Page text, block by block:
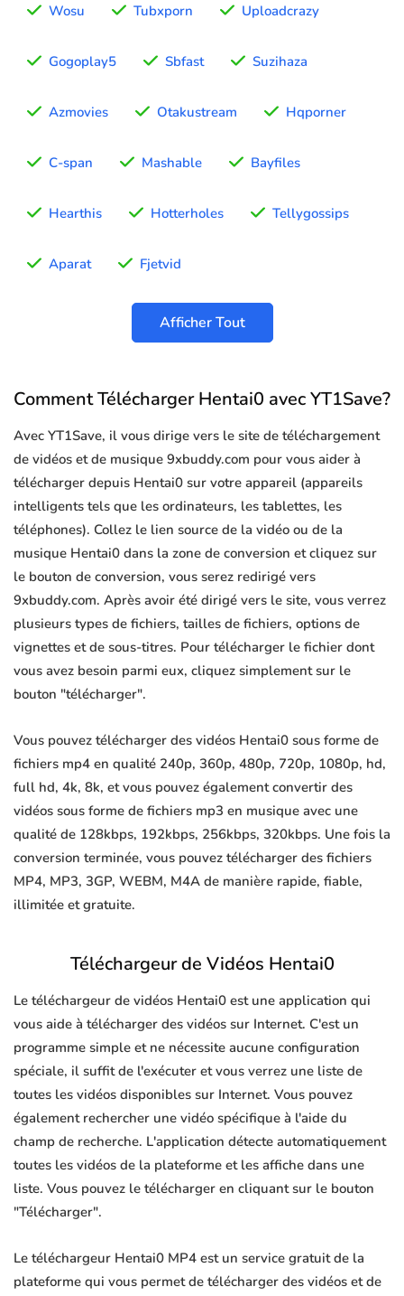
Wosu Tubxporn Uploadcrazy
Gogoplay5 Sbfast Suzihaza
Azmovies Otakustream Hqporner
C-span Mashable Bayfiles
Hearthis Hotterholes Tellygossips
Aparat Fjetvid
Afficher Tout
Comment Télécharger Hentai0 avec YT1Save?
Avec YT1Save, il vous dirige vers le site de téléchargement
de vidéos et de musique 9xbuddy.com pour vous aider à
télécharger depuis Hentai0 sur votre appareil (appareils
intelligents tels que les ordinateurs, les tablettes, les
téléphones). Collez le lien source de la vidéo ou de la
musique Hentai0 dans la zone de conversion et cliquez sur
le bouton de conversion, vous serez redirigé vers
9xbuddy.com. Après avoir été dirigé vers le site, vous verrez
plusieurs types de fichiers, tailles de fichiers, options de
vignettes et de sous-titres. Pour télécharger le fichier dont
vous avez besoin parmi eux, cliquez simplement sur le
bouton "télécharger".
Vous pouvez télécharger des vidéos Hentai0 sous forme de
fichiers mp4 en qualité 240p, 360p, 480p, 720p, 1080p, hd,
full hd, 4k, 8k, et vous pouvez également convertir des
vidéos sous forme de fichiers mp3 en musique avec une
qualité de 128kbps, 192kbps, 256kbps, 320kbps. Une fois la
conversion terminée, vous pouvez télécharger des fichiers
MP4, MP3, 3GP, WEBM, M4A de manière rapide, fiable,
illimitée et gratuite.
Téléchargeur de Vidéos Hentai0
Le téléchargeur de vidéos Hentai0 est une application qui
vous aide à télécharger des vidéos sur Internet. C'est un
programme simple et ne nécessite aucune configuration
spéciale, il suffit de l'exécuter et vous verrez une liste de
toutes les vidéos disponibles sur Internet. Vous pouvez
également rechercher une vidéo spécifique à l'aide du
champ de recherche. L'application détecte automatiquement
toutes les vidéos de la plateforme et les affiche dans une
liste. Vous pouvez le télécharger en cliquant sur le bouton
"Télécharger".
Le téléchargeur Hentai0 MP4 est un service gratuit de la
plateforme qui vous permet de télécharger des vidéos et de